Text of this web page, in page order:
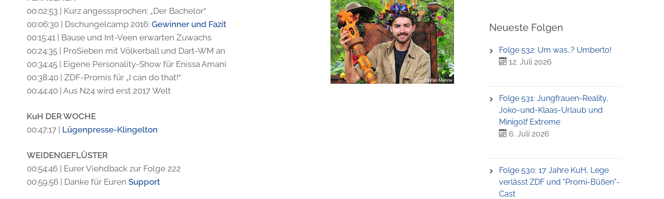
00:02:53 | Kurz angesssprochen: „Der Bachelor“
00:06:30 | Dschungelcamp 2016: Gewinner und Fazit
00:15:41 | Bause und Int-Veen erwarten Zuwachs
00:24:35 | ProSieben mit Völkerball und Dart-WM an
00:34:45 | Eigene Personality-Show für Enissa Amani
00:38:40 | ZDF-Promis für „I can do that!“
00:44:40 | Aus N24 wird erst 2017 Welt
KuH DER WOCHE
00:47:17 | Lügenpresse-Klingelton
WEIDENGEFLÜSTER
00:54:46 | Eurer Viehdback zur Folge 222
00:59:56 | Danke für Euren Support
Neueste Folgen
Folge 532: Um was..? Umberto!
12. Juli 2026
Folge 531: Jungfrauen-Reality,
Joko-und-Klaas-Urlaub und
Minigolf Extreme
6. Juli 2026
Folge 530: 17 Jahre KuH, Lege
verlässt ZDF und "Promi-Büßen"-
Cast